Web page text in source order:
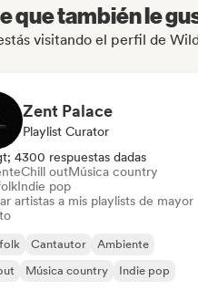
que también le
visitando el perfil de
Zent Palace
Playlist Curator
4300 respuestas dadas
Chill outMúsica country
Indie pop
artistas a mis playlists de mayor
Cantautor
Ambiente
Música country Indie pop